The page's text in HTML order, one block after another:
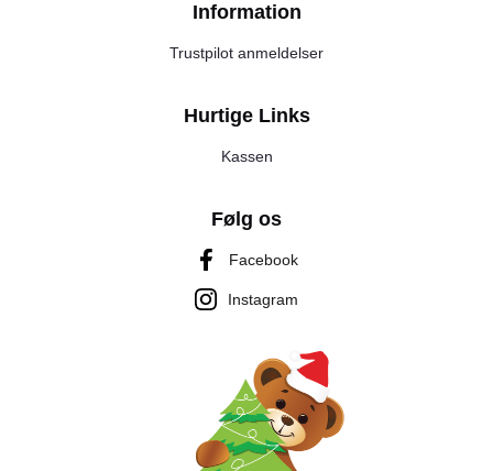
Information
Trustpilot anmeldelser
Hurtige Links
Kassen
Følg os
Facebook
Instagram